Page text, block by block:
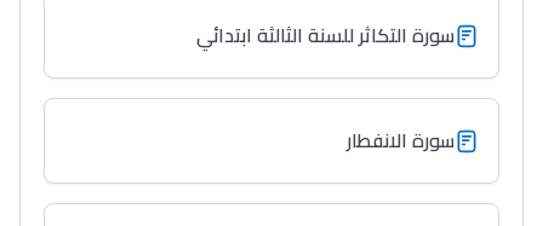
سورة التكاثر للسنة الثالثة ابتدائي
سورة الانفطار